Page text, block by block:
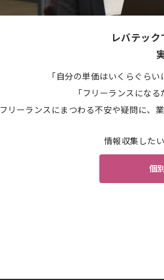
レバテッ
「自分の単価はいくらぐら
「フリーランスにな
フリーランスにまつわる不安や疑問に、
情報収集した
個